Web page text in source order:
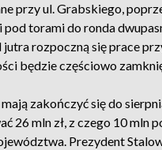
przy ul. Grabskiego,
pod torami do ronda
jutra rozpoczną się prace
będzie częściowo
zakończyć się do
26 mln zł, z czego 10 mln
Prezydent